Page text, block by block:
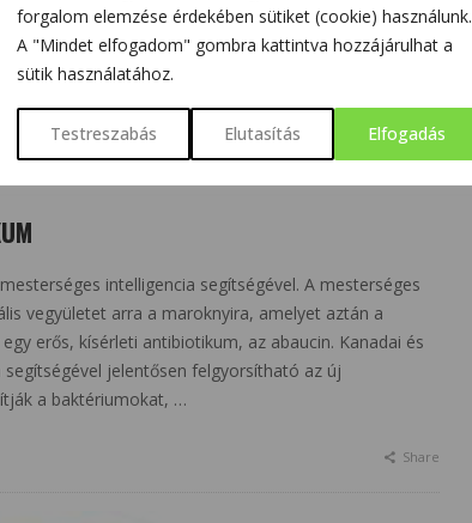
forgalom elemzése érdekében sütiket (cookie) használunk.
A "Mindet elfogadom" gombra kattintva hozzájárulhat a
sütik használatához.
Testreszabás Elutasítás Elfogadás
intelligencia segítségével. A mesterséges
vegyületet arra a maroknyira, amelyet aztán a
erős, kísérleti antibiotikum, az abaucin. Kanadai és
jelentősen felgyorsítható az új
a baktériumokat, …
Share